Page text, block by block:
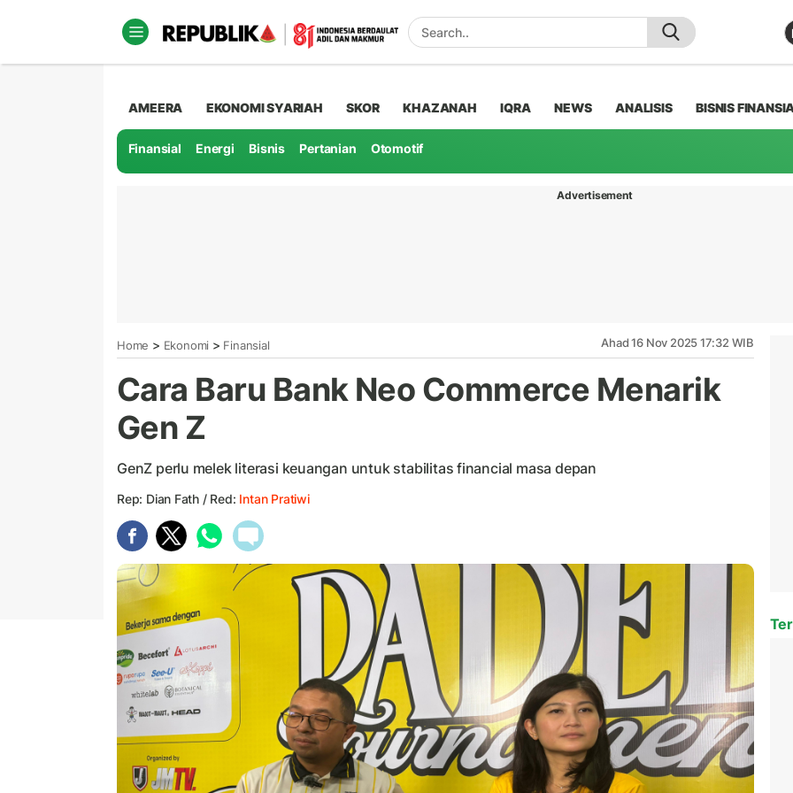
AMEERA EKONOMI SYARIAH SKOR KHAZANAH IQRA NEWS ANALISIS BISNIS
Finansial Energi Bisnis Pertanian Otomotif
Advertisement
Home > Ekonomi > Finansial Ahad 16 Nov 2025 17:32 WIB
Cara Baru Bank Neo Commerce Menarik
Gen Z
GenZ perlu melek literasi keuangan untuk stabilitas financial masa depan
Rep: Dian Fath / Red: Intan Pratiwi